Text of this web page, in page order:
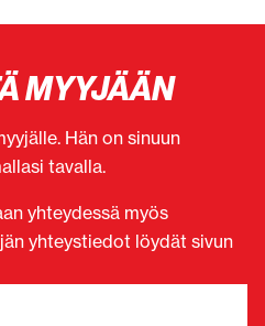
MYYJÄÄN
Hän on sinuun
tavalla.
yhteydessä myös
yhteystiedot löydät sivun